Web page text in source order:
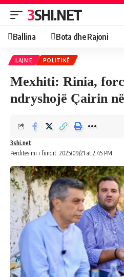
3SHI.NET
Ballina Bota dhe Rajoni
LAJME POLITIKË
Mexhiti: Rinia,
ndryshojë Çairin
Përditësimi i fundit: 2025/09/21 at 2:45 PM
3shi.net